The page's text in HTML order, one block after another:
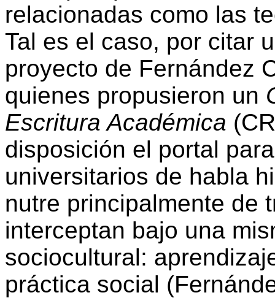
relacionadas como las
Tal es el caso, por citar
proyecto de Fernández
quienes propusieron un
Escritura Académica
disposición el portal
universitarios de habla
nutre principalmente de
interceptan bajo una
sociocultural:
práctica social